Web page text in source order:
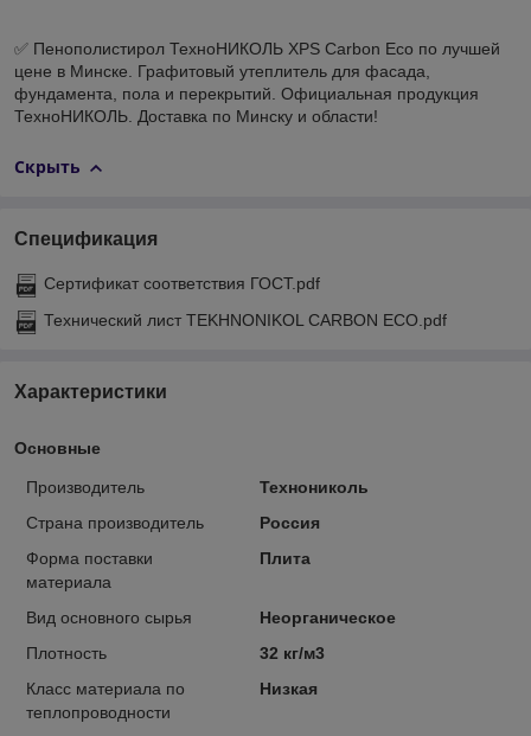
✅ Пенополистирол ТехноНИКОЛЬ XPS Carbon Eco по лучшей
цене в Минске. Графитовый утеплитель для фасада,
фундамента, пола и перекрытий. Официальная продукция
ТехноНИКОЛЬ. Доставка по Минску и области!
Скрыть
Спецификация
Сертификат соответствия ГОСТ.pdf
Технический лист TEKHNONIKOL CARBON ECO.pdf
Характеристики
Основные
Производитель
Технониколь
Страна производитель
Россия
Форма поставки
материала
Плита
Вид основного сырья
Неорганическое
Плотность
32 кг/м3
Класс материала по
теплопроводности
Низкая